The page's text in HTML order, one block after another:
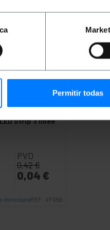
Permitir todas
Strip 3 linee
PVD
0,42€
0,04 €
immediataREF: VF050